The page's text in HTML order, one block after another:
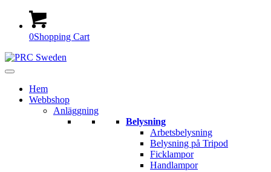
0Shopping Cart
Hem
Webbshop
Anläggning
Belysning
Arbetsbelysning
Belysning på Tripod
Ficklampor
Handlampor